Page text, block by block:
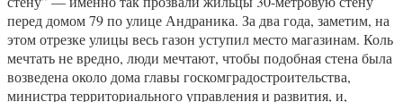
перед домом 79 по улице Андраника. За два года, заметим, на
этом отрезке улицы весь газон уступил место магазинам. Коль
мечтать не вредно, люди мечтают, чтобы подобная стена была
возведена около дома главы госкомградостроительства,
министра территориального управления и развития, и,